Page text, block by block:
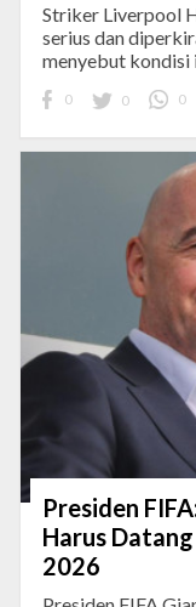
Striker Liverpool
serius dan
menyebut kondisi
0 0 0
Presiden
Harus
2026